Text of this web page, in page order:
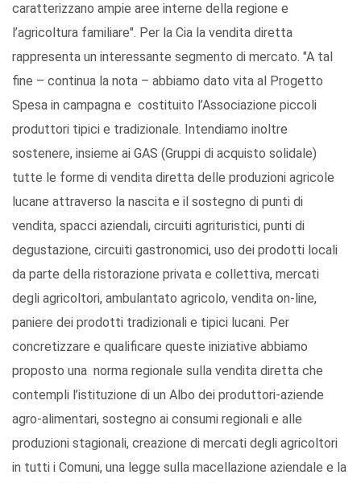
caratterizzano ampie aree interne della regione e
l’agricoltura familiare". Per la Cia la vendita diretta
rappresenta un interessante segmento di mercato. "A tal
fine – continua la nota – abbiamo dato vita al Progetto
Spesa in campagna e costituito l’Associazione piccoli
produttori tipici e tradizionale. Intendiamo inoltre
sostenere, insieme ai GAS (Gruppi di acquisto solidale)
tutte le forme di vendita diretta delle produzioni agricole
lucane attraverso la nascita e il sostegno di punti di
vendita, spacci aziendali, circuiti agrituristici, punti di
degustazione, circuiti gastronomici, uso dei prodotti locali
da parte della ristorazione privata e collettiva, mercati
degli agricoltori, ambulantato agricolo, vendita on-line,
paniere dei prodotti tradizionali e tipici lucani. Per
concretizzare e qualificare queste iniziative abbiamo
proposto una norma regionale sulla vendita diretta che
contempli l’istituzione di un Albo dei produttori-aziende
agro-alimentari, sostegno ai consumi regionali e alle
produzioni stagionali, creazione di mercati degli agricoltori
in tutti i Comuni, una legge sulla macellazione aziendale e la